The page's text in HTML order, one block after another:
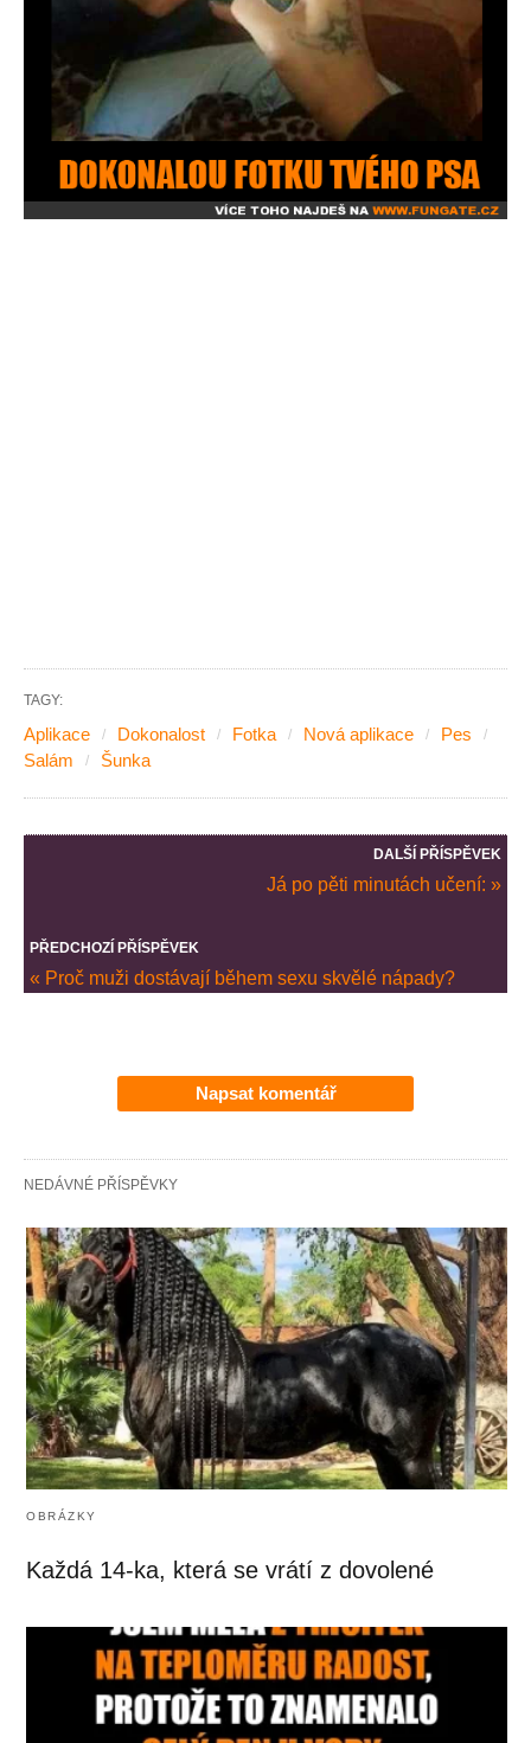
TAGY:
Aplikace Dokonalost Fotka Nová aplikace
Pes
Salám
Šunka
DALŠÍ PŘÍSPĚVEK
Já po pěti minutách učení: »
PŘEDCHOZÍ PŘÍSPĚVEK
« Proč muži dostávají během sexu skvělé nápady?
Napsat komentář
NEDÁVNÉ PŘÍSPĚVKY
OBRÁZKY
Každá 14-ka, která se vrátí z dovolené